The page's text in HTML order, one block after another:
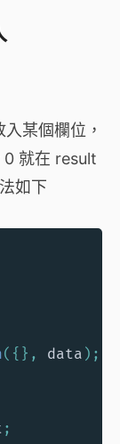
某個欄位，
0 就在 result
如下
( { } , data ) ;
;